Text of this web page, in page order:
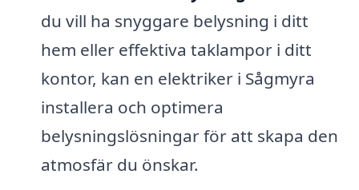
du vill ha snyggare belysning i ditt
hem eller effektiva taklampor i ditt
kontor, kan en elektriker i Sågmyra
installera och optimera
belysningslösningar för att skapa den
atmosfär du önskar.